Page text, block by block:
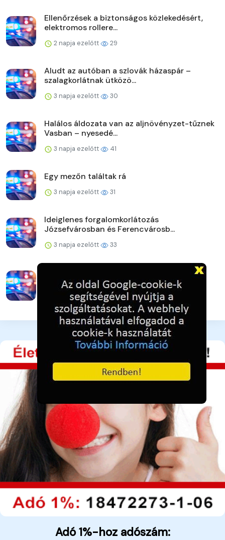
Ellenőrzések a biztonságos közlekedésért,
elektromos rollere...
2 napja ezelőtt 29
Aludt az autóban a szlovák házaspár –
szalagkorlátnak ütközö...
3 napja ezelőtt 30
Halálos áldozata van az aljnövényzet-tűznek
Vasban – nyesedé...
3 napja ezelőtt 41
Egy mezőn találtak rá
3 napja ezelőtt 31
Ideiglenes forgalomkorlátozás
Józsefvárosban és Ferencvárosb...
3 napja ezelőtt 33
vármegyében is!
3 napja ezelőtt 35
Adó 1%-hoz adószám: